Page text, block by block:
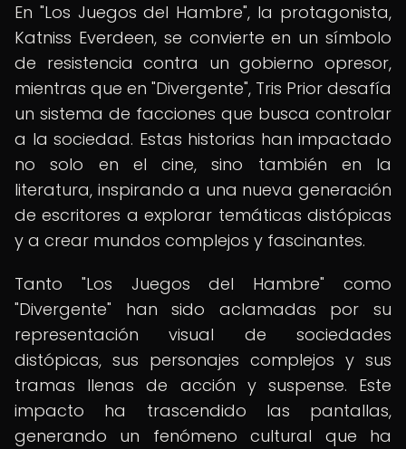
En "Los Juegos del Hambre", la protagonista,
Katniss Everdeen, se convierte en un símbolo
de resistencia contra un gobierno opresor,
mientras que en "Divergente", Tris Prior desafía
un sistema de facciones que busca controlar
a la sociedad. Estas historias han impactado
no solo en el cine, sino también en la
literatura, inspirando a una nueva generación
de escritores a explorar temáticas distópicas
y a crear mundos complejos y fascinantes.
Tanto "Los Juegos del Hambre" como
"Divergente" han sido aclamadas por su
representación visual de sociedades
distópicas, sus personajes complejos y sus
tramas llenas de acción y suspense. Este
impacto ha trascendido las pantallas,
generando un fenómeno cultural que ha